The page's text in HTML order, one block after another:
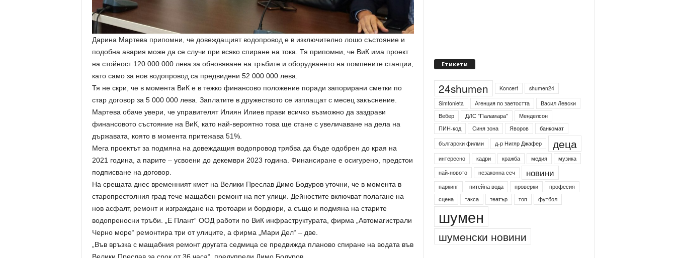
Дарина Мартева припомни, че довеждащият водопровод е в изключително лошо състояние и
подобна авария може да се случи при всяко спиране на тока. Тя припомни, че ВиК има проект
на стойност 120 000 000 лева за обновяване на тръбите и оборудването на помпените станции,
като само за нов водопровод са предвидени 52 000 000 лева.
Тя не скри, че в момента ВиК е в тежко финансово положение поради запорирани сметки по
стар договор за 5 000 000 лева. Заплатите в дружеството се изплащат с месец закъснение.
Мартева обаче увери, че управителят Илиян Илиев прави всичко възможно да заздрави
финансовото състояние на ВиК, като най-вероятно това ще стане с увеличаване на дела на
държавата, която в момента притежава 51%.
Мега проектът за подмяна на довеждащия водопровод трябва да бъде одобрен до края на
2021 година, а парите – усвоени до декември 2023 година. Финансиране е осигурено, предстои
подписване на договор.
На срещата днес временният кмет на Велики Преслав Димо Бодуров уточни, че в момента в
старопрестолния град тече мащабен ремонт на пет улици. Дейностите включват полагане на
нов асфалт, ремонт и изграждане на тротоари и бордюри, а също и подмяна на старите
водопреносни тръби. „Е Плант“ ООД работи по ВиК инфраструктурата, фирма „Автомагистрали
Черно море“ ремонтира три от улиците, а фирма „Мари Дел“ – две.
„Във връзка с мащабния ремонт другата седмица се предвижда планово спиране на водата във
Етикети
24shumen Koncert
shumen24
Simfonieta
Агенция по заетостта
Васил Левски
Вебер
ДЛС "Паламара"
Менделсон
ПИН-код
Синя зона Яворов
банкомат
български филми
д-р Нигяр Джафер деца
интересно кадри кражба медия
музика
най-новото
незаконна сеч новини
паркинг питейна вода проверки
професия
сцена
такса театър топ футбол
шумен
шуменски новини